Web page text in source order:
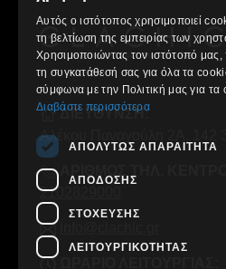
ΔΙΕΥΘΥΝΣΗ:
Αλέκου Παναγούλη 2Α, 142
2102829000
Αυτός ο ιστότοπος χρησιμοποιεί
τη βελτίωση της εμπειρίας των
Χρησιμοποιώντας τον ιστότοπό μας,
τη συγκατάθεσή σας για όλα τα
σύμφωνα με την Πολιτική μας για τα
Διαβάστε περισσότερα
ΑΠΟΛΎΤΩΣ ΑΠΑΡΑΊΤΗΤΑ
ΑΠΌΔΟΣΗΣ
ΣΤΌΧΕΥΣΗΣ
ΛΕΙΤΟΥΡΓΙΚΌΤΗΤΑΣ